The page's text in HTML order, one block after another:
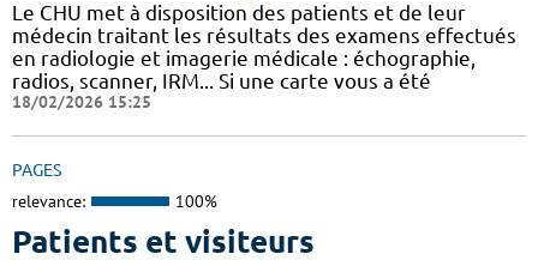
Le CHU met à disposition des patients et de leur
médecin traitant les résultats des examens effectués
en radiologie et imagerie médicale : échographie,
radios, scanner, IRM... Si une carte vous a été
18/02/2026 15:25
PAGES
relevance: 100%
Patients et visiteurs